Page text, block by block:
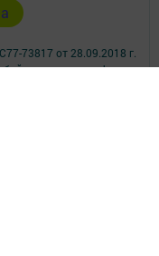
по печати и массовым
73817 от 28.09.2018 г.
по надзору в сфере